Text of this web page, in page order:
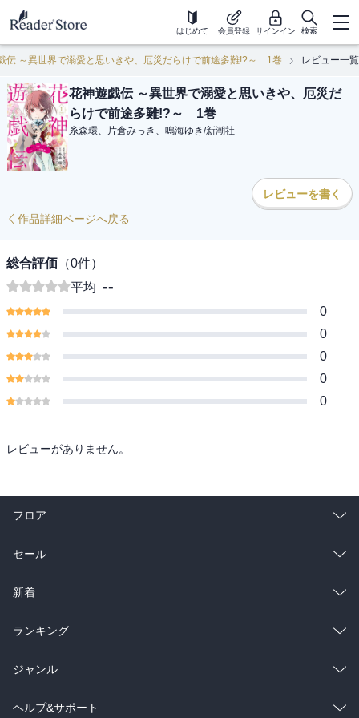
はじめて 会員登録 サインイン 検索
伝 ～異世界で溺愛と思いきや、厄災だらけで前途多難!?～ 1巻 レビュー一覧
花神遊戯伝 ～異世界で溺愛と思いきや、厄災だ
らけで前途多難!?～ 1巻
糸森環、片倉みっき、鳴海ゆき/新潮社
レビューを書く
作品詳細ページへ戻る
総合評価 （0件）
平均 --
0
0
0
0
0
レビューがありません。
フロア
総合
ラノベ
雑誌・グラビア
BL・TL
セール
総合
ラノベ
雑誌・グラビア
BL・TL
新着
総合
ラノベ
雑誌・グラビア
ランキング
総合
ラノベ
ジャンル
コミック
ヘルプ&サポート